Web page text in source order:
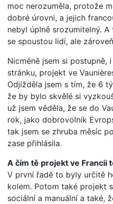
moc nerozuměla, protože
dobré úrovni, a jejich
nebyl úplně srozumitelný.
se spoustou lidí, ale
Nicméně jsem si postupně,
stránku, projekt ve
Odjížděla jsem s tím, že 6
že by bylo skvělé si
už jsem věděla, že se do
rok, jako dobrovolník
tak jsem se zhruba měsíc
zase přihlásila.
A čím tě projekt ve Francii
V první řadě to byly určitě
kolem. Potom také projekt
sociální a manuální a také,